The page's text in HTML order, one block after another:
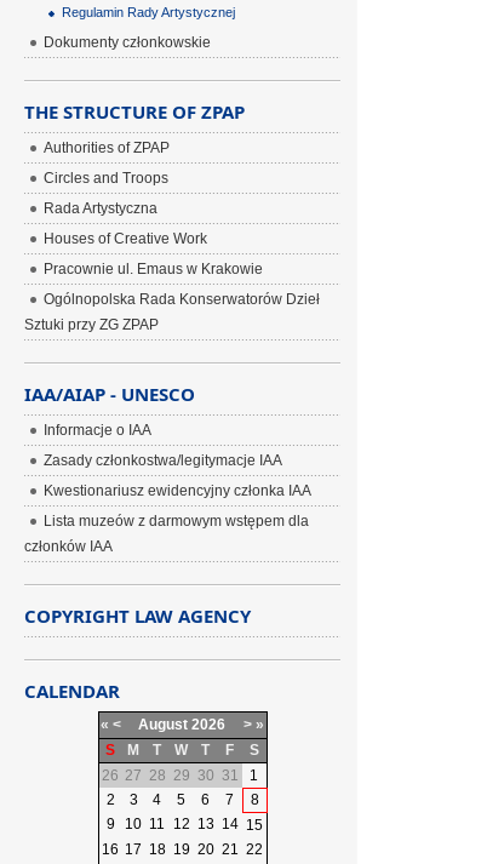
Regulamin Rady Artystycznej
Dokumenty członkowskie
THE STRUCTURE OF ZPAP
Authorities of ZPAP
Circles and Troops
Rada Artystyczna
Houses of Creative Work
Pracownie ul. Emaus w Krakowie
Ogólnopolska Rada Konserwatorów Dzieł
Sztuki przy ZG ZPAP
IAA/AIAP - UNESCO
Informacje o IAA
Zasady członkostwa/legitymacje IAA
Kwestionariusz ewidencyjny członka IAA
Lista muzeów z darmowym wstępem dla
członków IAA
COPYRIGHT LAW AGENCY
CALENDAR
« < August 2026 > »
S
M T W T F
S
26 27 28 29 30 31
1
2
3 4 5 6 7
8
9
10 11 12 13 14 15
16 17 18 19 20 21 22